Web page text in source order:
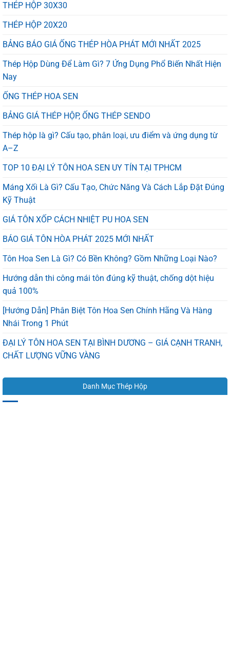
THÉP HỘP 30X30
THÉP HỘP 20X20
BẢNG BÁO GIÁ ỐNG THÉP HÒA PHÁT MỚI NHẤT 2025
Thép Hộp Dùng Để Làm Gì? 7 Ứng Dụng Phổ Biến Nhất Hiện
Nay
ỐNG THÉP HOA SEN
BẢNG GIÁ THÉP HỘP, ỐNG THÉP SENDO
Thép hộp là gì? Cấu tạo, phân loại, ưu điểm và ứng dụng từ
A–Z
TOP 10 ĐẠI LÝ TÔN HOA SEN UY TÍN TẠI TPHCM
Máng Xối Là Gì? Cấu Tạo, Chức Năng Và Cách Lắp Đặt Đúng
Kỹ Thuật
GIÁ TÔN XỐP CÁCH NHIỆT PU HOA SEN
BÁO GIÁ TÔN HÒA PHÁT 2025 MỚI NHẤT
Tôn Hoa Sen Là Gì? Có Bền Không? Gồm Những Loại Nào?
Hướng dẫn thi công mái tôn đúng kỹ thuật, chống dột hiệu
quả 100%
[Hướng Dẫn] Phân Biệt Tôn Hoa Sen Chính Hãng Và Hàng
Nhái Trong 1 Phút
ĐẠI LÝ TÔN HOA SEN TẠI BÌNH DƯƠNG – GIÁ CẠNH TRANH,
CHẤT LƯỢNG VỮNG VÀNG
Danh Mục Thép Hộp